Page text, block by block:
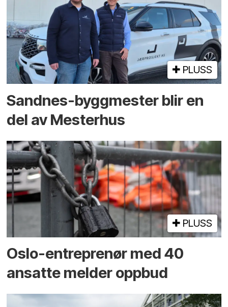
PLUSS
Sandnes-byggmester blir en
del av Mesterhus
PLUSS
Oslo-entreprenør med 40
ansatte melder oppbud